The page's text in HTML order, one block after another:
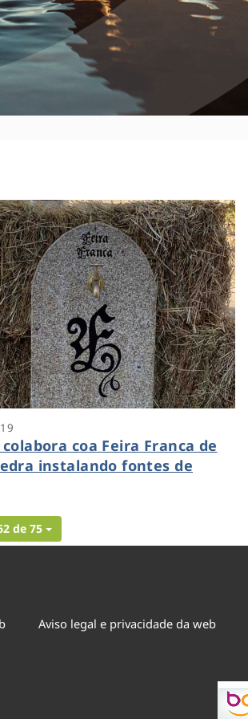
coa Feira Franca de
instalando fontes de
de 75
Aviso legal e privacidade da web